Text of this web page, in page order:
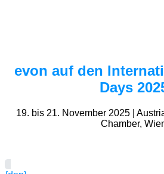
evon auf den
Days
19. bis 21. November 2025 |
Chamber,